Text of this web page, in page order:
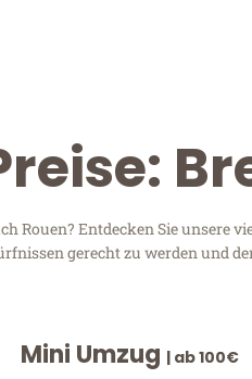
Rouen? Entdecken Sie
gerecht zu werden und
Mini Umzug | ab 100€